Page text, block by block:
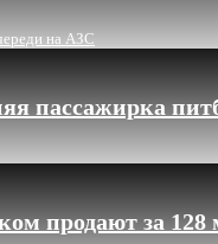
на АЗС
пассажирка
продают за 128